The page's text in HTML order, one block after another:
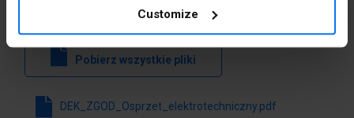
Customize
Klasa
palności
materiału
izolacyjnego
V2
Pliki do pobrania
Pobierz wszystkie pliki
DEK_ZGOD_Osprzet_elektrotechniczny.pdf